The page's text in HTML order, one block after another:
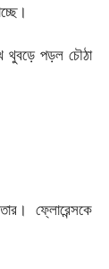
থুবড়ে পড়ল চৌঠা
ফ্লোরেন্সকে